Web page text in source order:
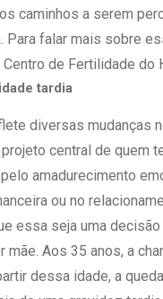
caminhos a serem
falar mais sobre
de Fertilidade do
tardia
diversas mudanças
central de quem
amadurecimento
ou no
essa seja uma
Aos 35 anos, a
dessa idade, a